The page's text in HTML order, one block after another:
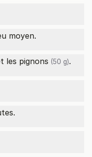
moyen.
les pignons (50 g).